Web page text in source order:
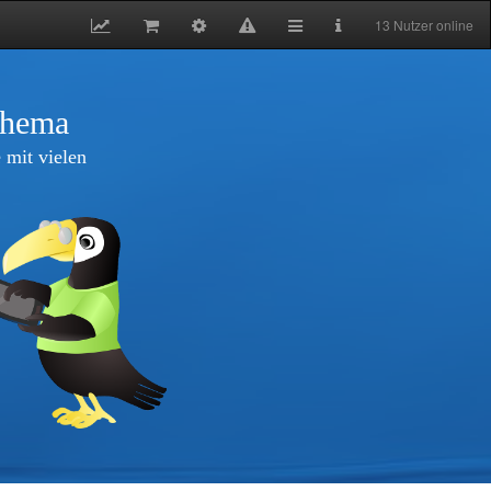
13 Nutzer online
mit vielen